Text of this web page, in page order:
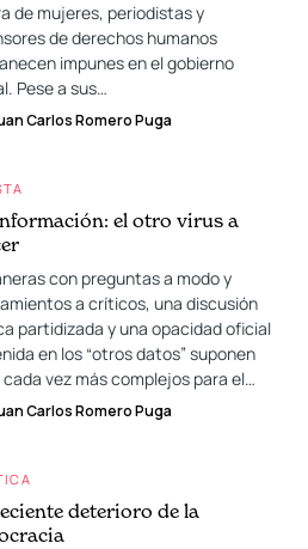
de mujeres, periodistas y
de derechos humanos
impunes en el gobierno
Pese a sus…
Carlos Romero Puga
el otro virus a
con preguntas a modo y
a críticos, una discusión
partidizada y una opacidad oficial
en los “otros datos” suponen
vez más complejos para el…
Carlos Romero Puga
deterioro de la